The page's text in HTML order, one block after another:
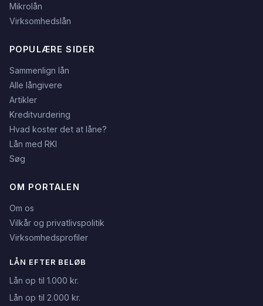
Mikrolån
Virksomhedslån
POPULÆRE SIDER
Sammenlign lån
Alle långivere
Artikler
Kreditvurdering
Hvad koster det at låne?
Lån med RKI
Søg
OM PORTALEN
Om os
Vilkår og privatlivspolitik
Virksomhedsprofiler
LÅN EFTER BELØB
Lån op til 1.000 kr.
Lån op til 2.000 kr.